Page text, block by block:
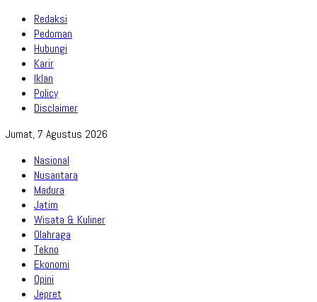
Redaksi
Pedoman
Hubungi
Karir
Iklan
Policy
Disclaimer
Jumat, 7 Agustus 2026
Nasional
Nusantara
Madura
Jatim
Wisata & Kuliner
Olahraga
Tekno
Ekonomi
Opini
Jepret